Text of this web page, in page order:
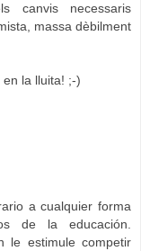
canvis necessaris
massa dèbilment
la lluita! ;-)
a cualquier forma
de la educación.
le estimule competir